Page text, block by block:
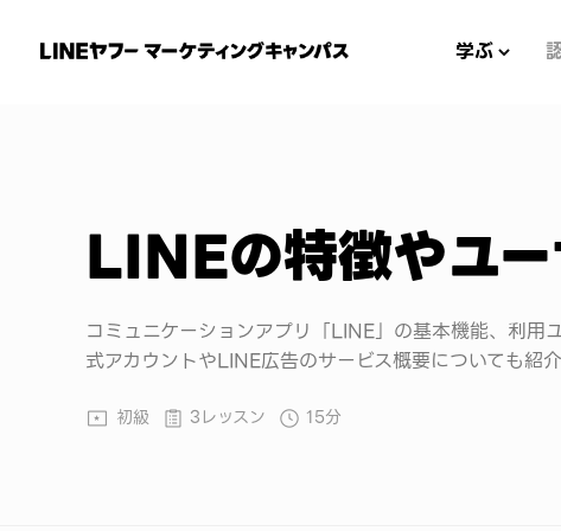
学ぶ
LINEの特徴やユ
コミュニケーションアプリ「LINE」の基本機能、利用
式アカウントやLINE広告のサービス概要についても紹介
初級 3レッスン 15分